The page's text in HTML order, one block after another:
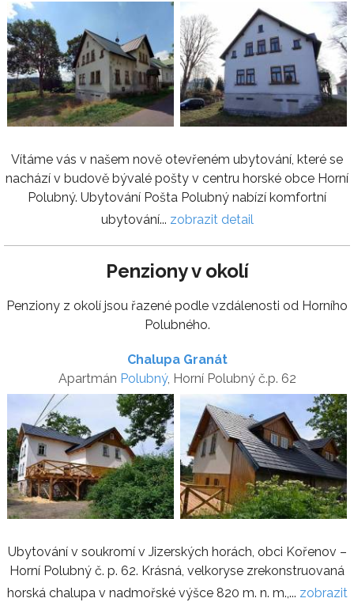
Vítáme vás v našem nově otevřeném ubytování, které se
nachází v budově bývalé pošty v centru horské obce Horní
Polubný. Ubytování Pošta Polubný nabízí komfortní
ubytování... zobrazit detail
Penziony v okolí
Penziony z okolí jsou řazené podle vzdálenosti od Horního
Polubného.
Chalupa Granát
Apartmán Polubný, Horní Polubný č.p. 62
Ubytování v soukromí v Jizerských horách, obci Kořenov –
Horní Polubný č. p. 62. Krásná, velkoryse zrekonstruovaná
horská chalupa v nadmořské výšce 820 m. n. m.,... zobrazit